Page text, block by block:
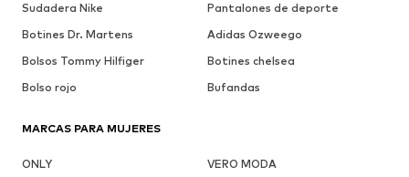
Sudadera Nike
Pantalones de deporte
Botines Dr. Martens
Adidas Ozweego
Bolsos Tommy Hilfiger
Botines chelsea
Bolso rojo
Bufandas
MARCAS PARA MUJERES
ONLY
VERO MODA